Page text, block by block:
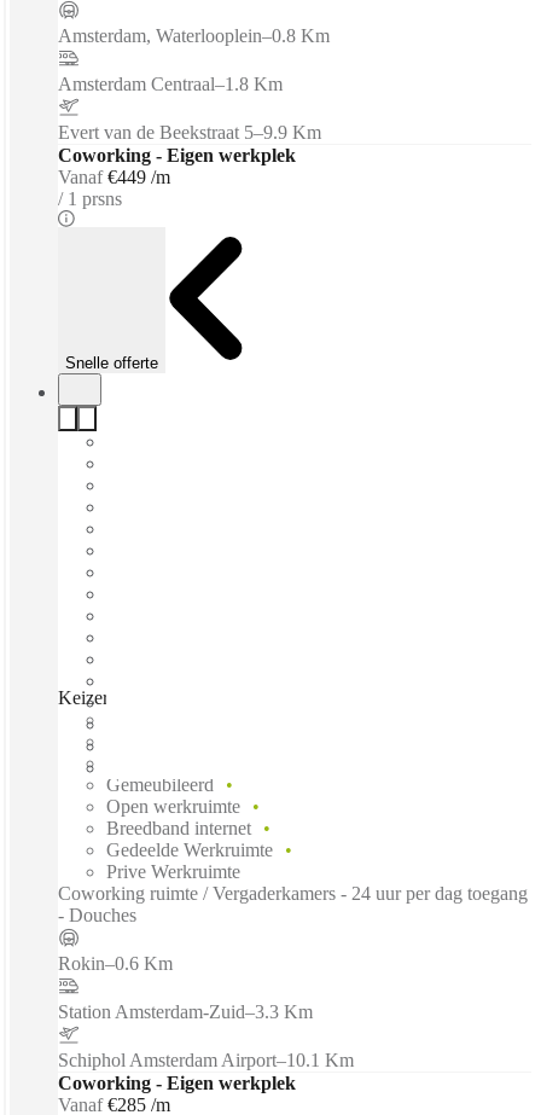
Amsterdam, Waterlooplein–0.8 Km
Amsterdam Centraal–1.8 Km
Evert van de Beekstraat 5–9.9 Km
Coworking - Eigen werkplek
Vanaf €449 /m
1 prsns
Snelle offerte
Keizersgracht, Amsterdam, 1016GD
Gemeubileerd
Open werkruimte
Breedband internet
Gedeelde Werkruimte
Prive Werkruimte
Coworking ruimte / Vergaderkamers - 24 uur per dag toegang
- Douches
Rokin–0.6 Km
Station Amsterdam-Zuid–3.3 Km
Schiphol Amsterdam Airport–10.1 Km
Coworking - Eigen werkplek
Vanaf €285 /m